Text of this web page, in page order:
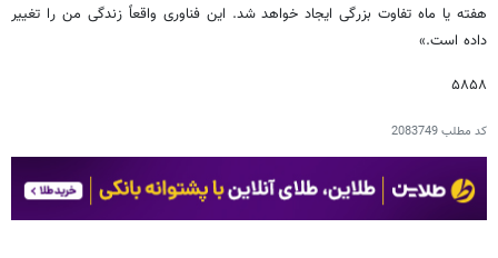
هفته یا ماه تفاوت بزرگی ایجاد خواهد شد. این فناوری واقعاً زندگی من را تغییر
داده است.»
۵۸۵۸
کد مطلب2083749